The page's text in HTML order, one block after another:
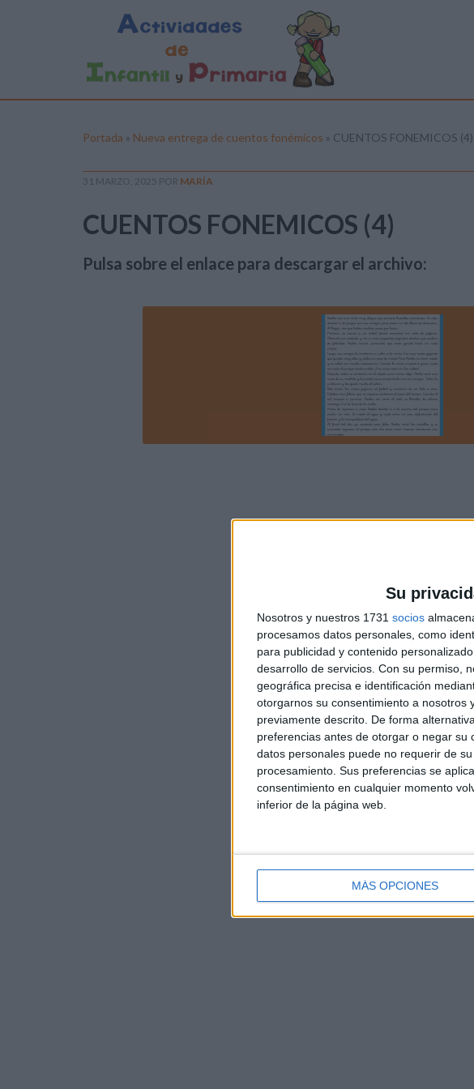
Su
Nosotros y nuestros 1731 socios
procesamos datos personales, como
para publicidad y contenido
desarrollo de servicios. Con su permiso,
geográfica precisa e identificación
otorgarnos su consentimiento a nosotros
previamente descrito. De forma
preferencias antes de otorgar o negar su
datos personales puede no requerir de
procesamiento. Sus preferencias se
consentimiento en cualquier momento
inferior de la página web.
MÁS OPCIONES
Portada » Nueva entrega de cuentos fonémicos » CUENTOS FONEMICOS (4)
31 MARZO, 2025 POR MARÍA
CUENTOS FONEMICOS (4)
Pulsa sobre el enlace para descargar el archivo: